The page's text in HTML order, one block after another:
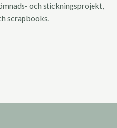
och stickningsprojekt,
scrapbooks.